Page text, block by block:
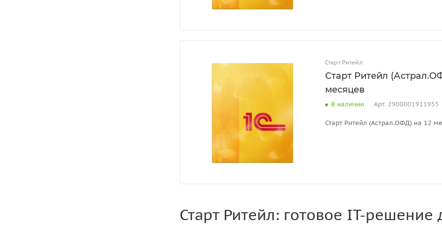
Старт Ритейл
Старт Ритейл
месяцев
В наличии Арт. 2900001911955
Старт Ритейл (Астрал.ОФД) на 12
Старт Ритейл: готовое IT-